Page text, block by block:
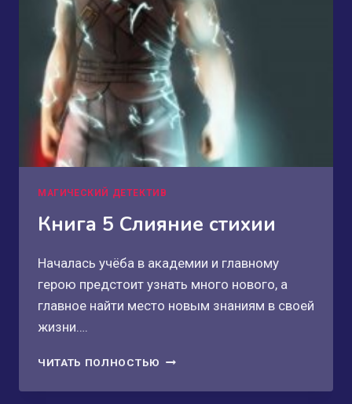
МАГИЧЕСКИЙ ДЕТЕКТИВ
Книга 5 Слияние стихии
Началась учёба в академии и главному
герою предстоит узнать много нового, а
главное найти место новым знаниям в своей
жизни….
ЧИТАТЬ ПОЛНОСТЬЮ КНИГА
СЛИЯНИЕ